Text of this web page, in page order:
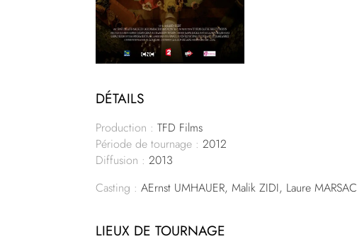
DÉTAILS
Production : TFD Films
Période de tournage : 2012
Diffusion : 2013
Casting : AErnst UMHAUER, Malik ZIDI, Laure MARSAC
LIEUX DE TOURNAGE